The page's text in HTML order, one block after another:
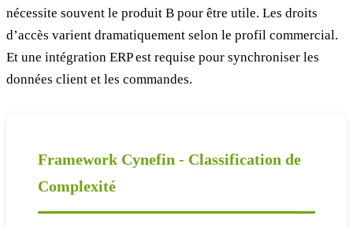
nécessite souvent le produit B pour être utile. Les droits
d’accès varient dramatiquement selon le profil commercial.
Et une intégration ERP est requise pour synchroniser les
données client et les commandes.
Framework Cynefin - Classification de
Complexité